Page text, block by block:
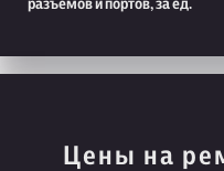
разъемов и портов, за ед.
Цены на